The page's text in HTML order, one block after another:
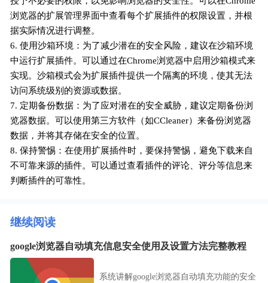
浏览器的扩展管理界面中查看每个扩展插件的权限设置，并根
据实际情况进行调整。
6. 使用沙箱环境：为了减少潜在的安全风险，建议在沙箱环境
中运行扩展插件。可以通过在Chrome浏览器中启用沙箱模式来
实现。沙箱模式会为扩展插件提供一个隔离的环境，使其无法
访问系统级别的资源或数据。
7. 定期备份数据：为了应对潜在的安全威胁，建议定期备份浏
览器数据。可以使用第三方软件（如CCleaner）来备份浏览器
数据，并将其存储在安全的位置。
8. 保持警惕：在使用扩展插件时，要保持警惕，避免下载来自
不可靠来源的插件。可以通过查看插件的评论、评分等信息来
判断插件的可靠性。
继续阅读
google浏览器自动填充信息安全使用及设置方法完整教程
系统讲解google浏览器自动填充功能的安全